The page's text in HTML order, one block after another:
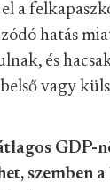
a
hatás
és
vagy
GDP-
szemben